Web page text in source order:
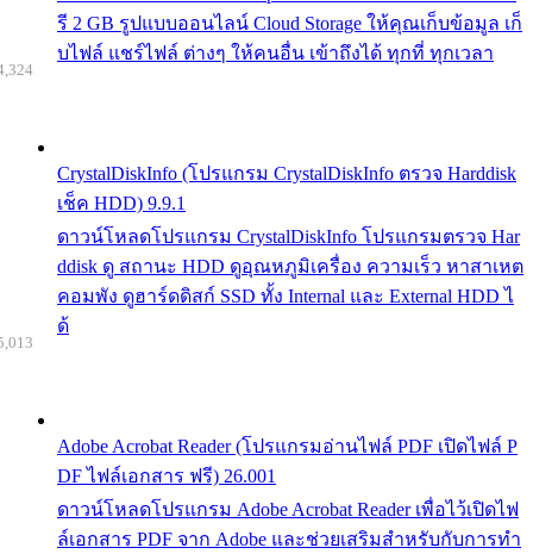
รี 2 GB รูปแบบออนไลน์ Cloud Storage ให้คุณเก็บข้อมูล เก็
บไฟล์ แชร์ไฟล์ ต่างๆ ให้คนอื่น เข้าถึงได้ ทุกที่ ทุกเวลา
CrystalDiskInfo (โปรแกรม CrystalDiskInfo ตรวจ Harddisk
เช็ค HDD) 9.9.1
ดาวน์โหลดโปรแกรม CrystalDiskInfo โปรแกรมตรวจ Har
ddisk ดู สถานะ HDD ดูอุณหภูมิเครื่อง ความเร็ว หาสาเหต
คอมพัง ดูฮาร์ดดิสก์ SSD ทั้ง Internal และ External HDD ไ
ด้
Adobe Acrobat Reader (โปรแกรมอ่านไฟล์ PDF เปิดไฟล์ P
DF ไฟล์เอกสาร ฟรี) 26.001
ดาวน์โหลดโปรแกรม Adobe Acrobat Reader เพื่อไว้เปิดไฟ
ล์เอกสาร PDF จาก Adobe และช่วยเสริมสำหรับกับการทำ